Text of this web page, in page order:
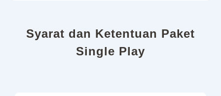
Syarat dan Ketentuan Paket
Single Play